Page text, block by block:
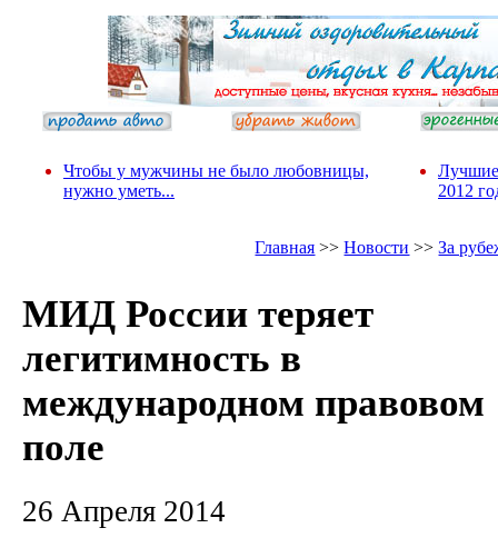
Чтобы у мужчины не было любовницы,
нужно уметь...
Лучшие
2012
Главная >>Новости >>За
МИД России теряет
легитимность в
международном правовом
поле
26 Апреля 2014